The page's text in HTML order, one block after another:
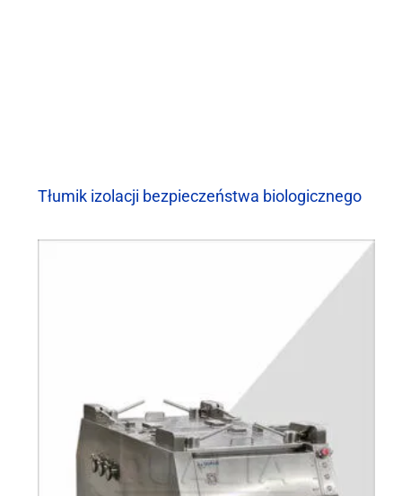
Tłumik izolacji bezpieczeństwa biologicznego